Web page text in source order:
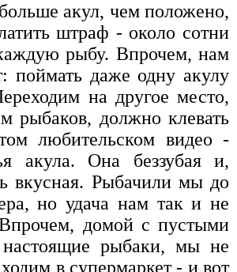
акул, чем положено,
штраф - около сотни
рыбу. Впрочем, нам
поймать даже одну акулу
на другое место,
рыбаков, должно клевать
любительском видео -
акула. Она беззубая и,
вкусная. Рыбачили мы до
но удача нам так и не
домой с пустыми
рыбаки, мы не
в супермаркет - и вот